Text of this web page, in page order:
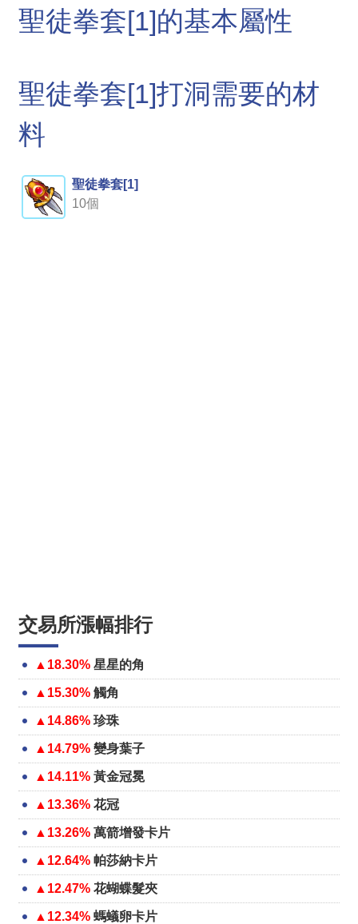
聖徒拳套[1]的基本屬性
聖徒拳套[1]打洞需要的材
料
聖徒拳套[1]
10個
交易所漲幅排行
▲18.30% 星星的角
▲15.30% 觸角
▲14.86% 珍珠
▲14.79% 變身葉子
▲14.11% 黃金冠冕
▲13.36% 花冠
▲13.26% 萬箭增發卡片
▲12.64% 帕莎納卡片
▲12.47% 花蝴蝶髮夾
▲12.34% 螞蟻卵卡片